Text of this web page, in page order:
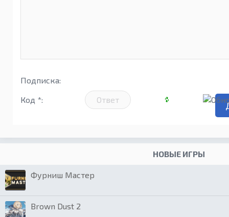
Подписка:
Код *:
НОВЫЕ ИГРЫ
Фурниш Мастер
Brown Dust 2